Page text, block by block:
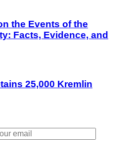
the Events of the
Facts, Evidence, and
25,000 Kremlin